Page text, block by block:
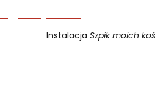
Instalacja Szpik moich